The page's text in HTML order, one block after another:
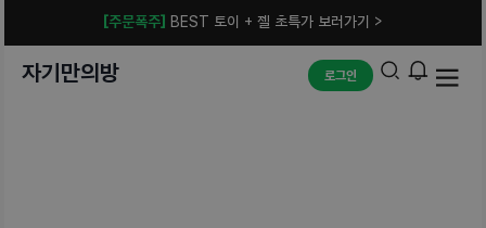
[주문폭주] BEST 토이 + 젤 초특가 보러가기 >
자기만의방 로그인